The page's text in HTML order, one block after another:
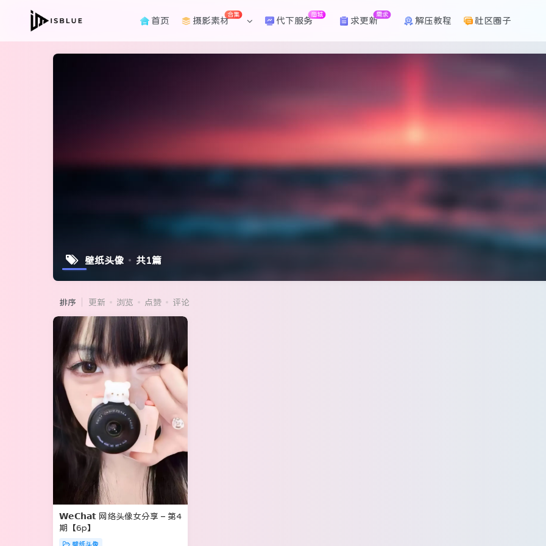
首页 摄影素材
合集
代下服务
商城
求更新
需求
解压教程 社区圈子
壁纸头像 共1篇
排序 更新 浏览 点赞 评论
𝗪𝗲𝗖𝗵𝗮𝘁 网络头像女分享 – 第4
期【6p】